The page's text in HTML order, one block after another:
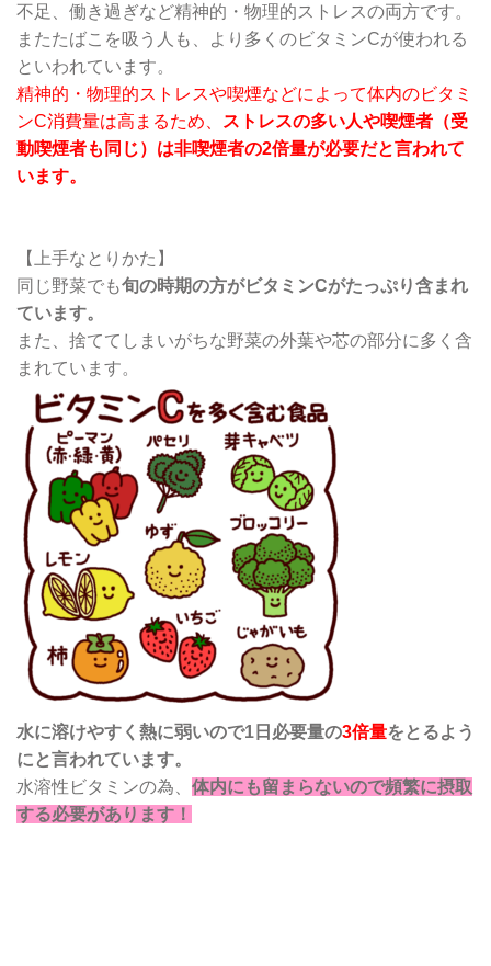
不足、働き過ぎなど精神的・物理的ストレスの両方です。
またたばこを吸う人も、より多くのビタミンCが使われる
といわれています。
精神的・物理的ストレスや喫煙などによって体内のビタミ
ンC消費量は高まるため、
ストレスの多い人や喫煙者（受
動喫煙者も同じ）は非喫煙者の2倍量が必要だと言われて
います。
【上手なとりかた】
同じ野菜でも旬の時期の方がビタミンCがたっぷり含まれ
ています。
また、捨ててしまいがちな野菜の外葉や芯の部分に多く含
まれています。
水に溶けやすく熱に弱いので1日必要量の3倍量をとるよう
にと言われています。
水溶性ビタミンの為、 体内にも留まらないので頻繁に摂取
する必要があります！